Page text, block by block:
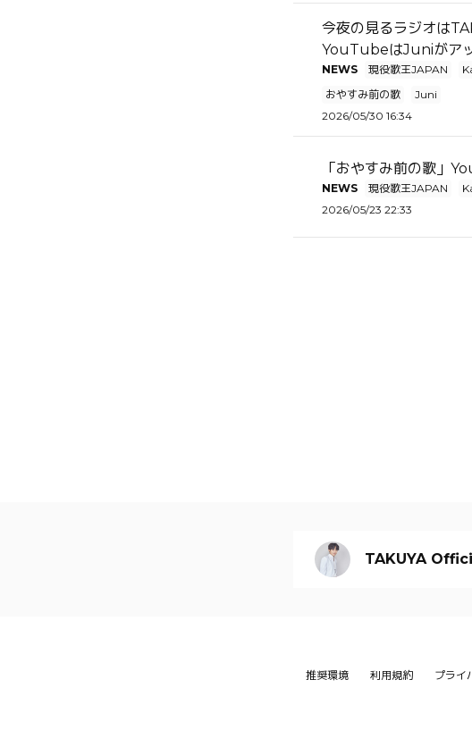
今夜の見るラジオは
YouTubeはJuniがア
NEWS 現役歌王JAPAN
おやすみ前の歌
Juni
2026/05/30 16:34
「おやすみ前の歌」
NEWS 現役歌王JAPAN
2026/05/23 22:33
TAKUYA
推奨環境 利用規約 プライ